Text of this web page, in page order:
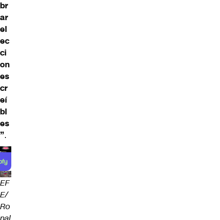
br
ar
el
ec
ci
on
es
cr
eí
bl
es
”.
EF
E/
Ro